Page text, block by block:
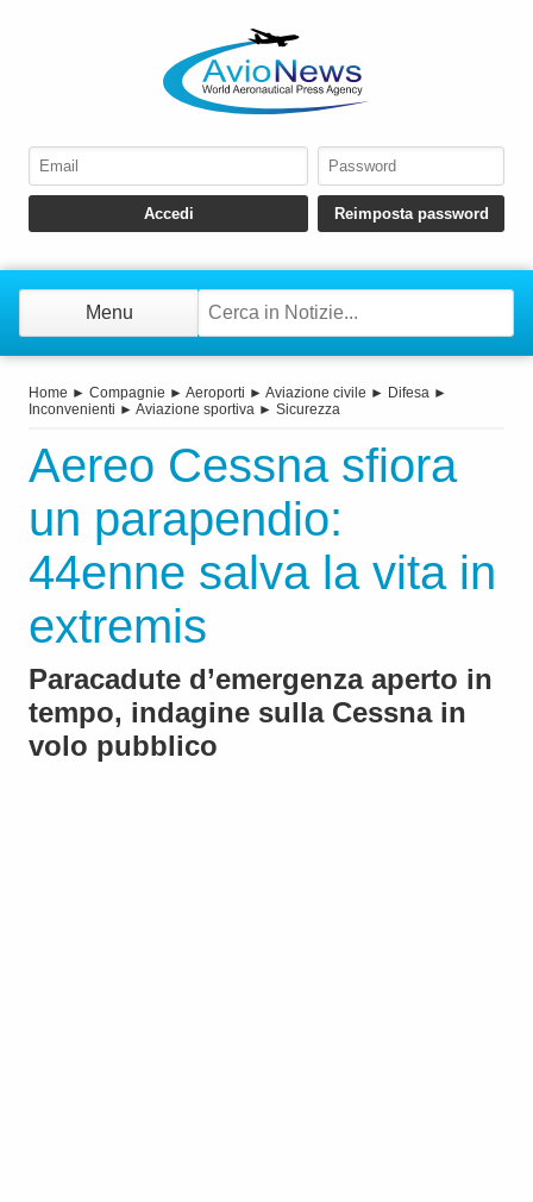
Menu
Home ► Compagnie ► Aeroporti ► Aviazione civile ► Difesa ►
Inconvenienti ► Aviazione sportiva ► Sicurezza
Aereo Cessna sfiora
un parapendio:
44enne salva la vita in
extremis
Paracadute d’emergenza aperto in
tempo, indagine sulla Cessna in
volo pubblico